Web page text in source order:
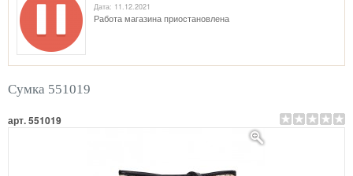
Дата: 11.12.2021
Работа магазина приостановлена
Сумка 551019
арт. 551019